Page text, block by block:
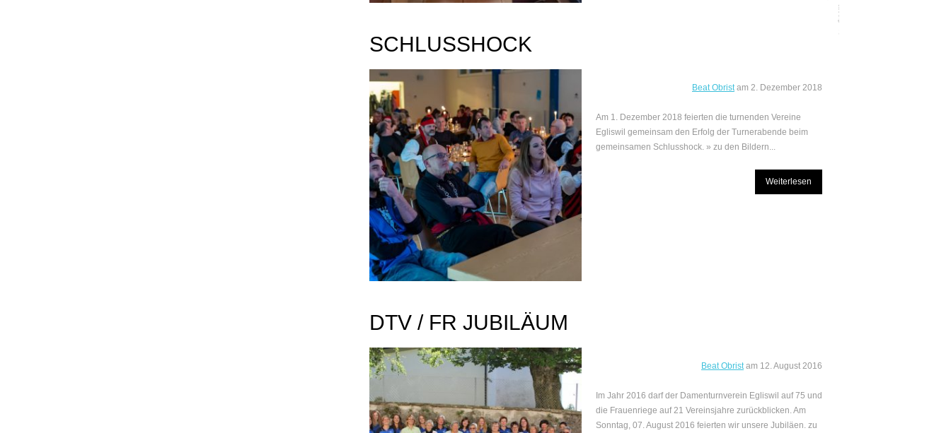
SCHLUSSHOCK
Beat Obristam 2. Dezember 2018
Am 1. Dezember 2018 feierten die turnenden Vereine
Egliswil gemeinsam den Erfolg der Turnerabende beim
gemeinsamen Schlusshock. » zu den Bildern...
Weiterlesen
DTV / FR JUBILÄUM
Beat Obristam 12. August 2016
Im Jahr 2016 darf der Damenturnverein Egliswil auf 75 und
die Frauenriege auf 21 Vereinsjahre zurückblicken. Am
Sonntag, 07. August 2016 feierten wir unsere Jubiläen. zu